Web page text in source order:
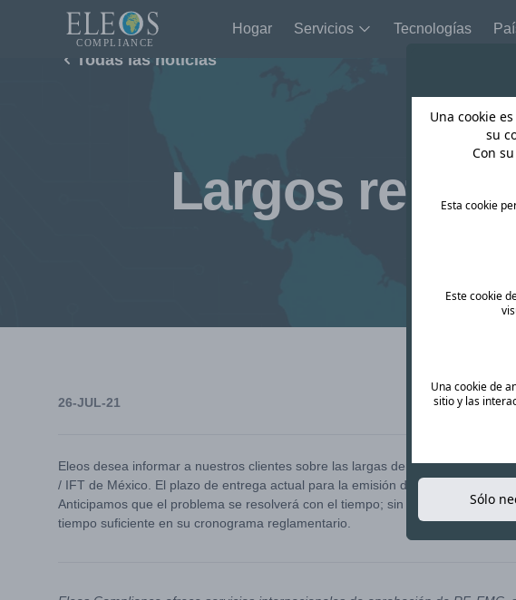
Hogar Servicios Tecnologías
Todas las noticias
Largos
26-JUL-21
Eleos desea informar a nuestros clientes sobre las largas demoras actuales
/ IFT de México. El plazo de entrega actual para la emisión de aprobaciones es
Anticipamos que el problema se resolverá con el tiempo; sin embargo, para las
tiempo suficiente en su cronograma reglamentario.
Una cookie
su
Con
Esta cookie
Este cookie
Una cookie de
sitio y las
Sólo